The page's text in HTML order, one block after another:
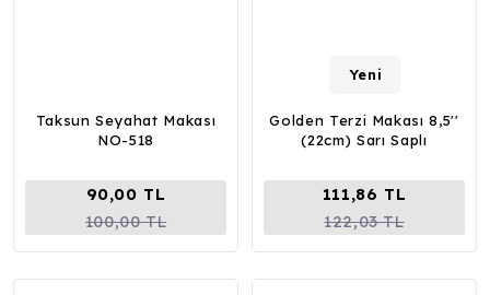
Taksun Seyahat Makası
NO-518
90,00 TL
100,00 TL
Yeni
Golden Terzi Makası 8,5''
(22cm) Sarı Saplı
111,86 TL
122,03 TL